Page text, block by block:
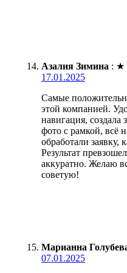
Азалия Зимина : ★
17.01.2025
Самые
этой компанией.
навигация, создала
фото с рамкой, всё
обработали заявку,
Результат
аккуратно. Желаю
советую!
Марианна
07.01.2025